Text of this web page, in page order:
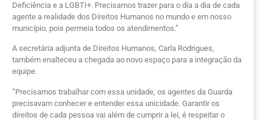
Deficiência e a LGBTI+. Precisamos trazer para o dia a dia de cada
agente a realidade dos Direitos Humanos no mundo e em nosso
município, pois permeia todos os atendimentos.”
A secretária adjunta de Direitos Humanos, Carla Rodrigues,
também enalteceu a chegada ao novo espaço para a integração da
equipe.
“Precisamos trabalhar com essa unidade, os agentes da Guarda
precisavam conhecer e entender essa unicidade. Garantir os
direitos de cada pessoa vai além de cumprir a lei, é respeitar o